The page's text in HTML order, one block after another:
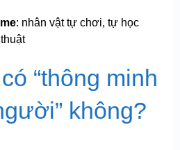
: nhân vật tự chơi, tự học
“thông minh
không?